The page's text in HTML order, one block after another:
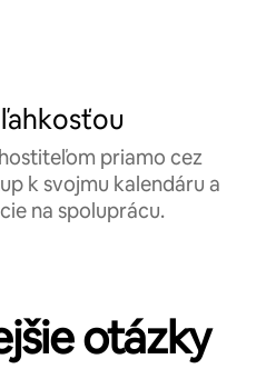
priamo cez
k svojmu kalendáru a
na spoluprácu.
otázky